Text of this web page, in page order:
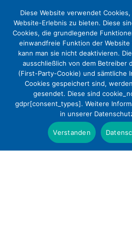
Steigende
christlichen Kliniken:
Entbindungen im
Presse
Diese Website verwendet
Website-Erlebnis zu bieten. Diese
Cookies, die grundlegende
einwandfreie Funktion der
kann man sie nicht deaktivieren.
ausschließlich von dem Betreiber
(First-Party-Cookie) und sämtliche
Cookies gespeichert sind,
gesendet. Diese sind
gdpr[consent_types]. Weitere
in unserer
Verstanden